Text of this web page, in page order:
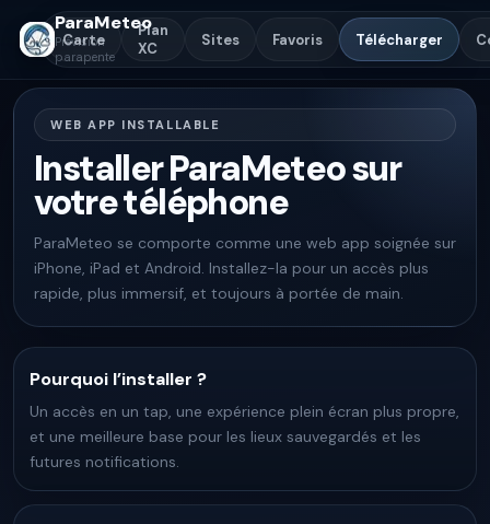
ParaMeteo
Prévision
parapente
Carte
Plan
XC
Sites Favoris Télécharger
WEB APP INSTALLABLE
Installer ParaMeteo sur
votre téléphone
ParaMeteo se comporte comme une web app soignée sur
iPhone, iPad et Android. Installez-la pour un accès plus
rapide, plus immersif, et toujours à portée de main.
Pourquoi l’installer ?
Un accès en un tap, une expérience plein écran plus propre,
et une meilleure base pour les lieux sauvegardés et les
futures notifications.